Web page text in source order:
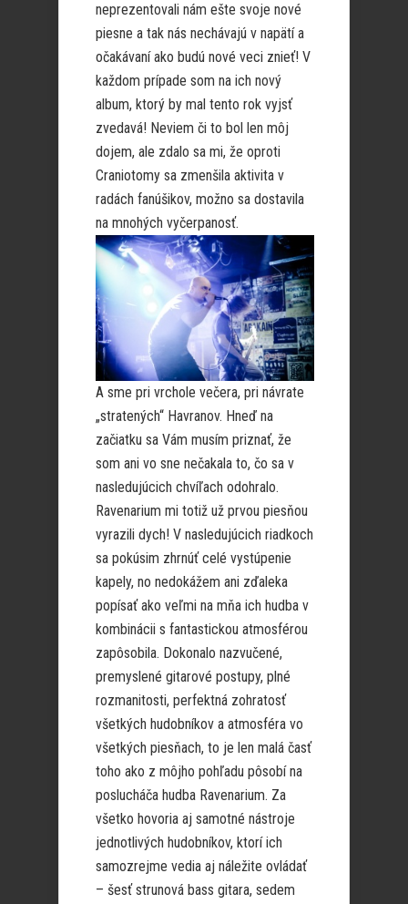
neprezentovali nám ešte svoje nové
piesne a tak nás nechávajú v napätí a
očakávaní ako budú nové veci znieť! V
každom prípade som na ich nový
album, ktorý by mal tento rok vyjsť
zvedavá! Neviem či to bol len môj
dojem, ale zdalo sa mi, že oproti
Craniotomy sa zmenšila aktivita v
radách fanúšikov, možno sa dostavila
na mnohých vyčerpanosť.
A sme pri vrchole večera, pri návrate
„stratených“ Havranov. Hneď na
začiatku sa Vám musím priznať, že
som ani vo sne nečakala to, čo sa v
nasledujúcich chvíľach odohralo.
Ravenarium mi totiž už prvou piesňou
vyrazili dych! V nasledujúcich riadkoch
sa pokúsim zhrnúť celé vystúpenie
kapely, no nedokážem ani zďaleka
popísať ako veľmi na mňa ich hudba v
kombinácii s fantastickou atmosférou
zapôsobila. Dokonalo nazvučené,
premyslené gitarové postupy, plné
rozmanitosti, perfektná zohratosť
všetkých hudobníkov a atmosféra vo
všetkých piesňach, to je len malá časť
toho ako z môjho pohľadu pôsobí na
poslucháča hudba Ravenarium. Za
všetko hovoria aj samotné nástroje
jednotlivých hudobníkov, ktorí ich
samozrejme vedia aj náležite ovládať
– šesť strunová bass gitara, sedem